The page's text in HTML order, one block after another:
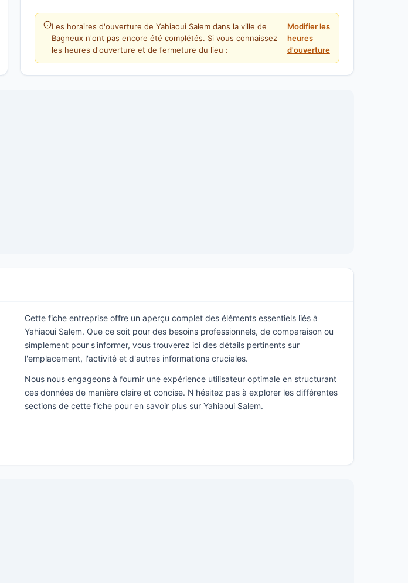
Les horaires d'ouverture de Yahiaoui Salem dans la ville de
Bagneux n'ont pas encore été complétés. Si vous connaissez
les heures d'ouverture et de fermeture du lieu :
Modifier les
heures
d'ouverture
Cette fiche entreprise offre un aperçu complet des éléments essentiels liés à
Yahiaoui Salem. Que ce soit pour des besoins professionnels, de comparaison ou
simplement pour s'informer, vous trouverez ici des détails pertinents sur
l'emplacement, l'activité et d'autres informations cruciales.
Nous nous engageons à fournir une expérience utilisateur optimale en structurant
ces données de manière claire et concise. N'hésitez pas à explorer les différentes
sections de cette fiche pour en savoir plus sur Yahiaoui Salem.